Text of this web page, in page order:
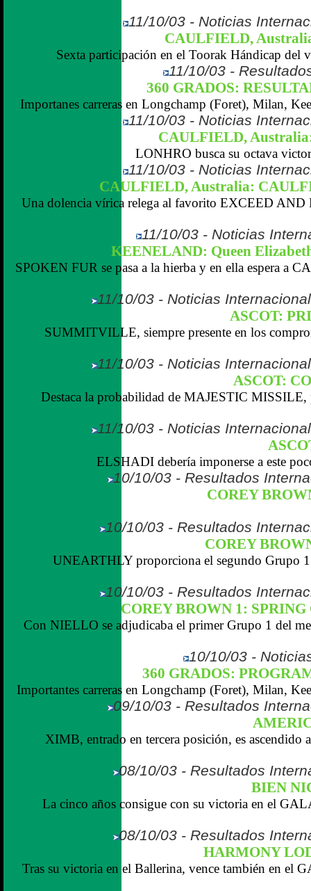
11/10/03 - Noticias
CAULFIELD,
Sexta participación en el Toorak Hándicap del
11/10/03 -
360 GRADOS:
Importanes carreras en Longchamp (Foret), Milan,
11/10/03 - Noticias
CAULFIELD,
LONHRO busca su octava
11/10/03 - Noticias
CAULFIELD, Australia:
Una dolencia vírica relega al favorito EXCEED AND
11/10/03 - Noticias
KEENELAND: Queen
SPOKEN FUR se pasa a la hierba y en ella espera a
11/10/03 - Noticias
ASCOT:
SUMMITVILLE, siempre presente en los
11/10/03 - Noticias
ASCOT:
Destaca la probabilidad de MAJESTIC MISSILE,
11/10/03 - Noticias
ELSHADI debería imponerse a este
10/10/03 - Resultados
COREY
10/10/03 - Resultados
COREY
UNEARTHLY proporciona el segundo Grupo 1
10/10/03 - Resultados
COREY BROWN 1:
Con NIELLO se adjudicaba el primer Grupo 1 del
10/10/03 -
360 GRADOS:
Importantes carreras en Longchamp (Foret), Milan,
09/10/03 - Resultados
XIMB, entrado en tercera posición, es ascendido
08/10/03 - Resultados
BIEN
La cinco años consigue con su victoria en el
08/10/03 - Resultados
HARMONY
Tras su victoria en el Ballerina, vence también en el